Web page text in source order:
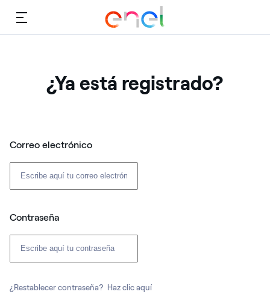
Menú
¿Ya está registrado?
Correo electrónico
Contraseña
¿Restablecer contraseña? Haz clic aquí